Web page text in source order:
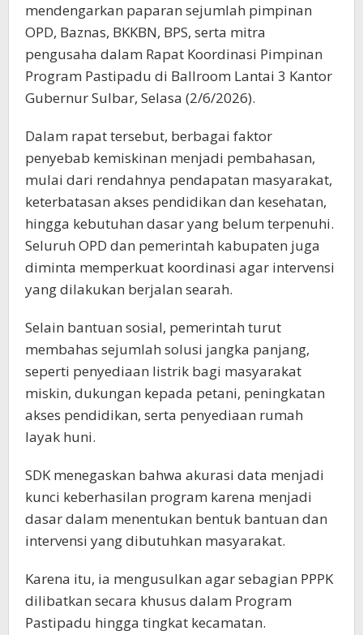
mendengarkan paparan sejumlah pimpinan
OPD, Baznas, BKKBN, BPS, serta mitra
pengusaha dalam Rapat Koordinasi Pimpinan
Program Pastipadu di Ballroom Lantai 3 Kantor
Gubernur Sulbar, Selasa (2/6/2026).
Dalam rapat tersebut, berbagai faktor
penyebab kemiskinan menjadi pembahasan,
mulai dari rendahnya pendapatan masyarakat,
keterbatasan akses pendidikan dan kesehatan,
hingga kebutuhan dasar yang belum terpenuhi.
Seluruh OPD dan pemerintah kabupaten juga
diminta memperkuat koordinasi agar intervensi
yang dilakukan berjalan searah.
Selain bantuan sosial, pemerintah turut
membahas sejumlah solusi jangka panjang,
seperti penyediaan listrik bagi masyarakat
miskin, dukungan kepada petani, peningkatan
akses pendidikan, serta penyediaan rumah
layak huni.
SDK menegaskan bahwa akurasi data menjadi
kunci keberhasilan program karena menjadi
dasar dalam menentukan bentuk bantuan dan
intervensi yang dibutuhkan masyarakat.
Karena itu, ia mengusulkan agar sebagian PPPK
dilibatkan secara khusus dalam Program
Pastipadu hingga tingkat kecamatan.